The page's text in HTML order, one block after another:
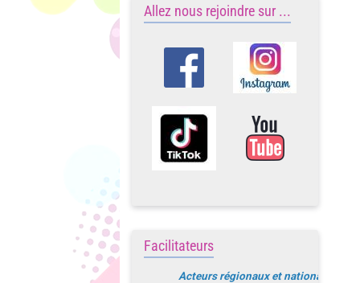
Allez nous rejoindre sur ...
Facilitateurs
Acteurs régionaux et nationaux